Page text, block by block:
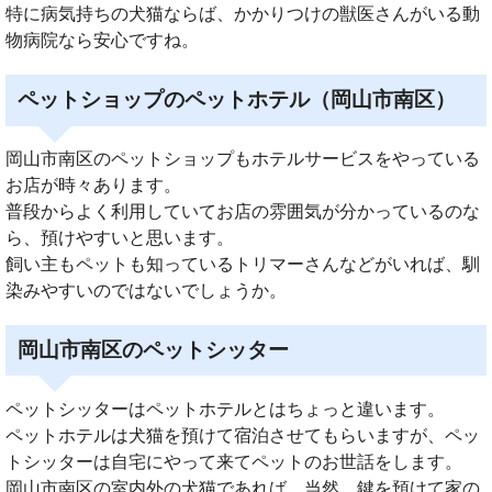
特に病気持ちの犬猫ならば、かかりつけの獣医さんがいる動
物病院なら安心ですね。
ペットショップのペットホテル（岡山市南区）
岡山市南区のペットショップもホテルサービスをやっている
お店が時々あります。
普段からよく利用していてお店の雰囲気が分かっているのな
ら、預けやすいと思います。
飼い主もペットも知っているトリマーさんなどがいれば、馴
染みやすいのではないでしょうか。
岡山市南区のペットシッター
ペットシッターはペットホテルとはちょっと違います。
ペットホテルは犬猫を預けて宿泊させてもらいますが、ペッ
トシッターは自宅にやって来てペットのお世話をします。